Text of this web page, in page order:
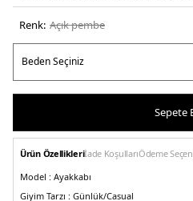
Renk: açik pembe
Sepete
Ürün Özellikleriİade KoşullarıÖdeme
Model : Ayakkabı
Giyim Tarzı : Günlük/Casual